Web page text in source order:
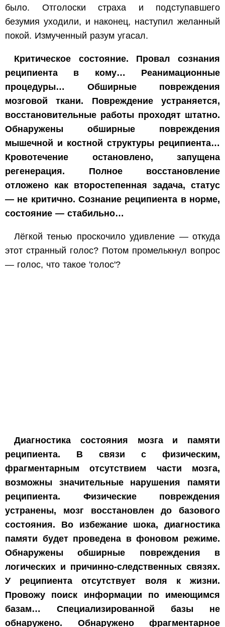
было. Отголоски страха и подступавшего
безумия уходили, и наконец, наступил желанный
покой. Измученный разум угасал.
Критическое состояние. Провал сознания
реципиента в кому… Реанимационные
процедуры… Обширные повреждения
мозговой ткани. Повреждение устраняется,
восстановительные работы проходят штатно.
Обнаружены обширные повреждения
мышечной и костной структуры реципиента…
Кровотечение остановлено, запущена
регенерация. Полное восстановление
отложено как второстепенная задача, статус
— не критично. Сознание реципиента в норме,
состояние — стабильно…
Лёгкой тенью проскочило удивление — откуда
этот странный голос? Потом промелькнул вопрос
— голос, что такое 'голос'?
Диагностика состояния мозга и памяти
реципиента. В связи с физическим,
фрагментарным отсутствием части мозга,
возможны значительные нарушения памяти
реципиента. Физические повреждения
устранены, мозг восстановлен до базового
состояния. Во избежание шока, диагностика
памяти будет проведена в фоновом режиме.
Обнаружены обширные повреждения в
логических и причинно-следственных связях.
У реципиента отсутствует воля к жизни.
Провожу поиск информации по имеющимся
базам… Специализированной базы не
обнаружено. Обнаружено фрагментарное